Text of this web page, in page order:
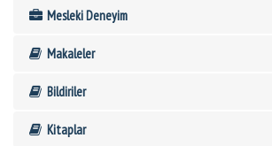
Mesleki Deneyim
Makaleler
Bildiriler
Kitaplar